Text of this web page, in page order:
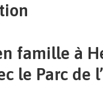
famille à
le Parc de